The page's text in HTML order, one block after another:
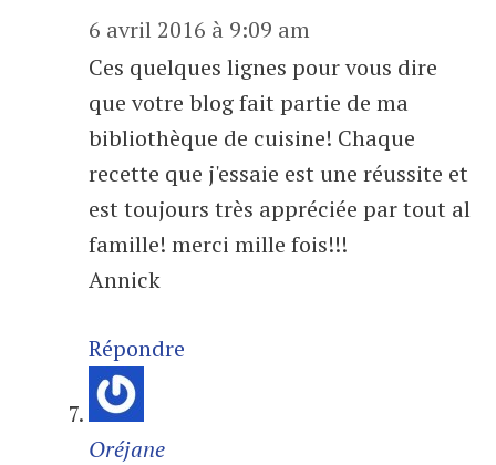
6 avril 2016 à 9:09 am
Ces quelques lignes pour vous dire
que votre blog fait partie de ma
bibliothèque de cuisine! Chaque
recette que j'essaie est une réussite et
est toujours très appréciée par tout al
famille! merci mille fois!!!
Annick
Répondre
Oréjane